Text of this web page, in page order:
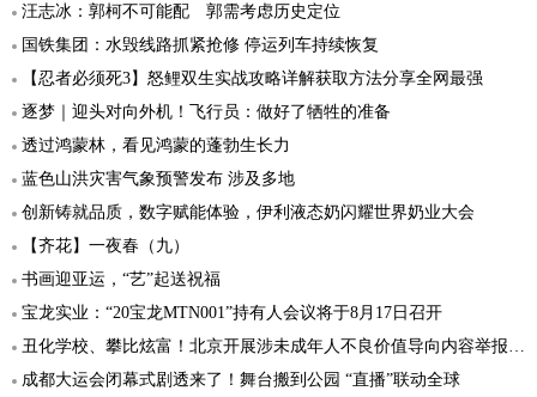
汪志冰：郭柯不可能配 郭需考虑历史定位
国铁集团：水毁线路抓紧抢修 停运列车持续恢复
【忍者必须死3】怒鲤双生实战攻略详解获取方法分享全网最强
逐梦｜迎头对向外机！飞行员：做好了牺牲的准备
透过鸿蒙林，看见鸿蒙的蓬勃生长力
蓝色山洪灾害气象预警发布 涉及多地
创新铸就品质，数字赋能体验，伊利液态奶闪耀世界奶业大会
【齐花】一夜春（九）
书画迎亚运，“艺”起送祝福
宝龙实业：“20宝龙MTN001”持有人会议将于8月17日召开
丑化学校、攀比炫富！北京开展涉未成年人不良价值导向内容举报行动
成都大运会闭幕式剧透来了！舞台搬到公园 “直播”联动全球